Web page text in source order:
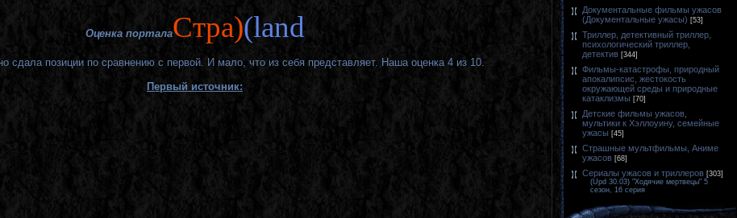
Оценка порталаCтра)(land
сдала позиции по сравнению с первой. И мало, что из себя представляет. Наша оценка 4 из 10.
Первый источник:
Документальные фильмы ужасов
(Документальные ужасы) [53]
Триллер, детективный триллер,
психологический триллер,
детектив [344]
Фильмы-катастрофы, природный
апокалипсис, жестокость
окружающей среды и природные
катаклизмы [70]
Детские фильмы ужасов,
мультики к Хэллоуину, семейные
ужасы [45]
Страшные мультфильмы, Аниме
ужасов [68]
Сериалы ужасов и триллеров [303]
(Upd 30.03) "Ходячие мертвецы" 5
сезон, 16 серия